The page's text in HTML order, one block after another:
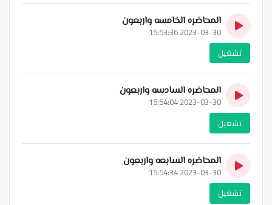
المحاضره الخامسه واربعون
2023-03-30 15:53:36
تشغيل
المحاضره السادسه واربعون
2023-03-30 15:54:04
تشغيل
المحاضره السابعه واربعون
2023-03-30 15:54:34
تشغيل